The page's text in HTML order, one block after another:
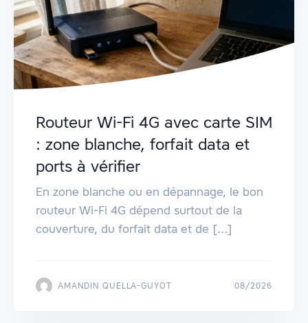
Routeur Wi-Fi 4G avec carte SIM
: zone blanche, forfait data et
ports à vérifier
En zone blanche ou en dépannage, le bon
routeur Wi‑Fi 4G dépend surtout de la
couverture, du forfait data et de [...]
AMANDIN QUELLA-GUYOT 08/2026